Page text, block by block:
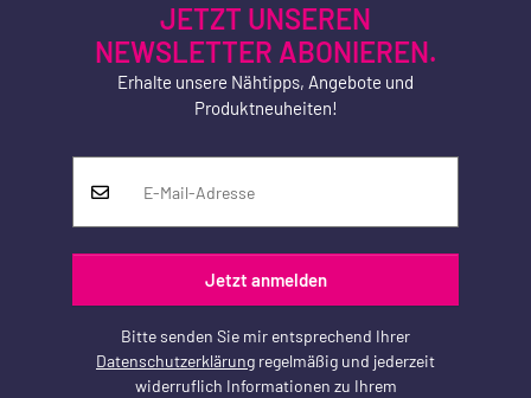
JETZT UNSEREN
NEWSLETTER ABONIEREN.
Erhalte unsere Nähtipps, Angebote und
Produktneuheiten!
Jetzt anmelden
Bitte senden Sie mir entsprechend Ihrer
Datenschutzerklärung regelmäßig und jederzeit
widerruflich Informationen zu Ihrem